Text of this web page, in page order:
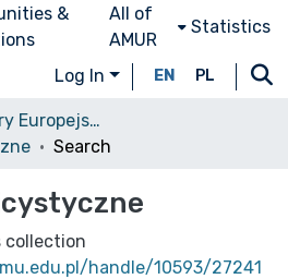
&
All of
AMUR
Statistics
Log In EN PL
Instytut Kultury Europejskiej
Search
collection
handle/10593/27241